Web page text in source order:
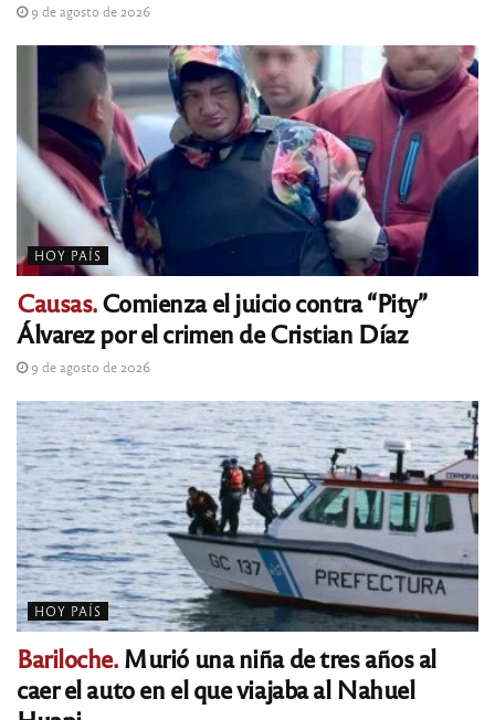
9 de agosto de 2026
HOY PAÍS
Causas.Comienza el juicio contra “Pity”
Álvarez por el crimen de Cristian Díaz
9 de agosto de 2026
HOY PAÍS
Bariloche.Murió una niña de tres años al
caer el auto en el que viajaba al Nahuel